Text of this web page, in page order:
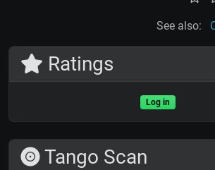
See also:
Ratings
Log in
Tango Scan